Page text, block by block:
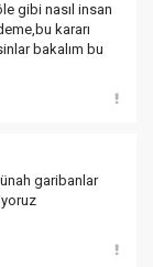
gibi nasıl insan
kararı
bakalım bu
garibanlar